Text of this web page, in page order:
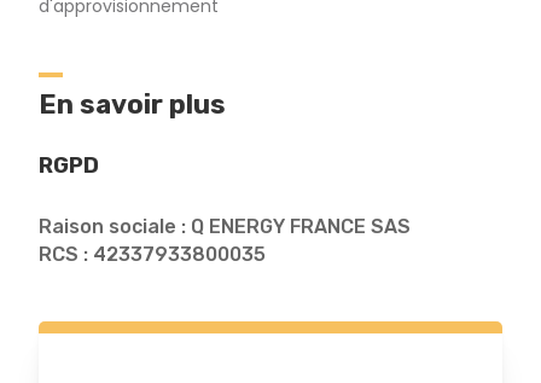
d'approvisionnement
En savoir plus
RGPD
Raison sociale : Q ENERGY FRANCE SAS
RCS : 42337933800035